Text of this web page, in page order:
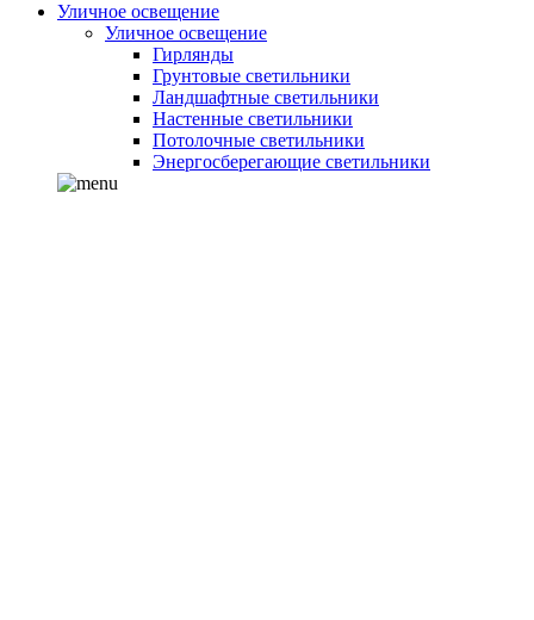
Уличное освещение
Уличное освещение
Гирлянды
Грунтовые светильники
Ландшафтные светильники
Настенные светильники
Потолочные светильники
Энергосберегающие светильники